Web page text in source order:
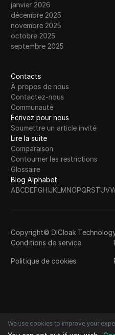
janvier 2026
décembre 2025
novembre 2025
octobre 2025
septembre 2025
Contacts
À propos de nous
Contactez-nous
Communauté
Écrivez pour nous
Soumettre un article invité
Lire la suite
Comparaison
Contourner les restrictions
Glossaire
Blog Alphabet
ABCDEFGHIJKLMNOPQRSTUV
Copyright© DICloak
Conditions de service
Politique de cookies
We use cookies to improve your